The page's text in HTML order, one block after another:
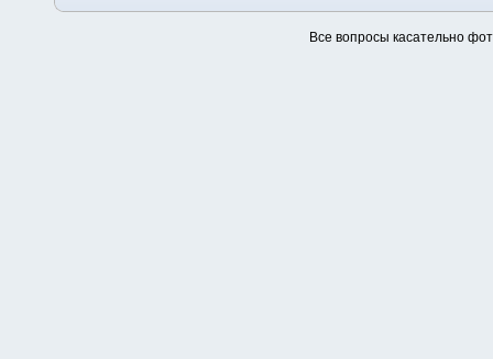
Все вопросы касательно